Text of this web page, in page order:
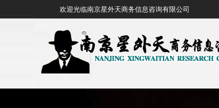
欢迎光临南京星外天商务信息咨询有限公司